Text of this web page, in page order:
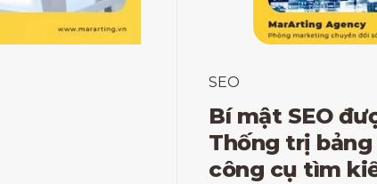
SEO
Bí mật SEO
Thống trị bảng
công cụ tìm